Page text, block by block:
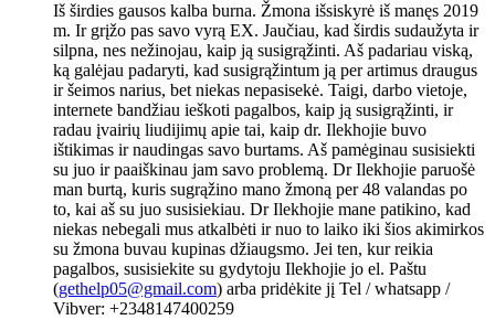
Iš širdies gausos kalba burna. Žmona išsiskyrė iš manęs 2019
m. Ir grįžo pas savo vyrą EX. Jaučiau, kad širdis sudaužyta ir
silpna, nes nežinojau, kaip ją susigrąžinti. Aš padariau viską,
ką galėjau padaryti, kad susigrąžintum ją per artimus draugus
ir šeimos narius, bet niekas nepasisekė. Taigi, darbo vietoje,
internete bandžiau ieškoti pagalbos, kaip ją susigrąžinti, ir
radau įvairių liudijimų apie tai, kaip dr. Ilekhojie buvo
ištikimas ir naudingas savo burtams. Aš pamėginau susisiekti
su juo ir paaiškinau jam savo problemą. Dr Ilekhojie paruošė
man burtą, kuris sugrąžino mano žmoną per 48 valandas po
to, kai aš su juo susisiekiau. Dr Ilekhojie mane patikino, kad
niekas nebegali mus atkalbėti ir nuo to laiko iki šios akimirkos
su žmona buvau kupinas džiaugsmo. Jei ten, kur reikia
pagalbos, susisiekite su gydytoju Ilekhojie jo el. Paštu
(gethelp05@gmail.com) arba pridėkite jį Tel / whatsapp /
Vibver: +2348147400259